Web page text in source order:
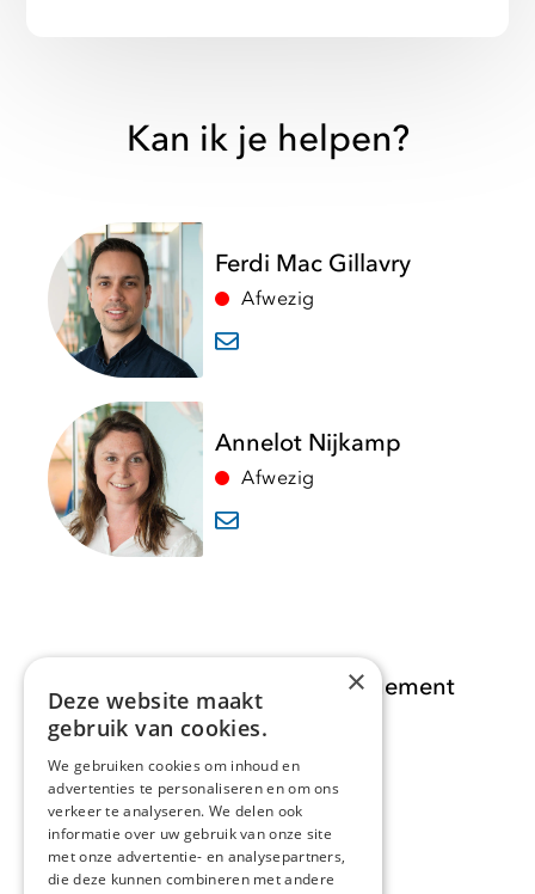
Kan ik je helpen?
Ferdi Mac Gillavry
Afwezig
Annelot Nijkamp
Afwezig
Opdracht Informatiemanagement
Opdrachten
Actueel
Over ons
×
Deze website maakt
gebruik van cookies.
We gebruiken cookies om inhoud en
advertenties te personaliseren en om ons
verkeer te analyseren. We delen ook
informatie over uw gebruik van onze site
met onze advertentie- en analysepartners,
die deze kunnen combineren met andere